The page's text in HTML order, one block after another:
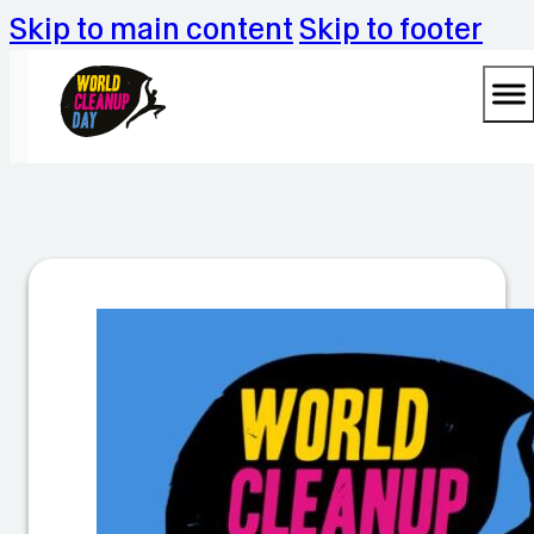
Skip to main content Skip to footer
o
d
C
le